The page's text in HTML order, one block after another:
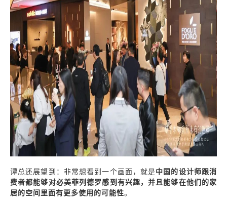
谭总还展望到：非常想看到一个画面，就是中国的设计师跟消
费者都能够对必美菲列德罗感到有兴趣，并且能够在他们的家
居的空间里面有更多使用的可能性。